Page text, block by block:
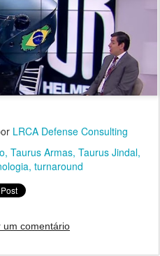
LRCA Defense Consulting
Taurus Armas Taurus Jindal
turnaround
um comentário